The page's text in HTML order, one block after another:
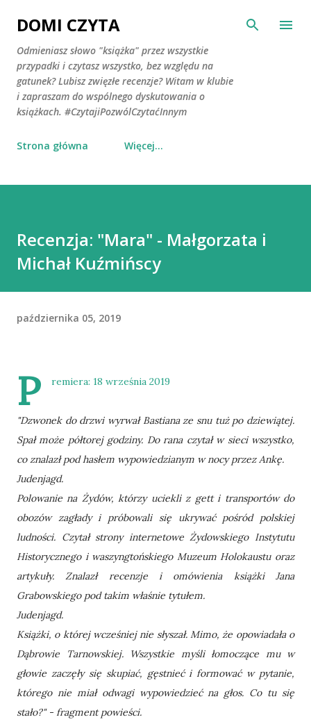
Przejdź do głównej zawartości
DOMI CZYTA
Odmieniasz słowo "książka" przez wszystkie
przypadki i czytasz wszystko, bez względu na
gatunek? Lubisz zwięzłe recenzje? Witam w klubie
i zapraszam do wspólnego dyskutowania o
książkach. #CzytajiPozwólCzytaćInnym
Strona główna Więcej…
Recenzja: "Mara" - Małgorzata i
Michał Kuźmińscy
października 05, 2019
P remiera: 18 września 2019
"Dzwonek do drzwi wyrwał Bastiana ze snu tuż po dziewiątej.
Spał może półtorej godziny. Do rana czytał w sieci wszystko,
co znalazł pod hasłem wypowiedzianym w nocy przez Ankę.
Judenjagd.
Polowanie na Żydów, którzy uciekli z gett i transportów do
obozów zagłady i próbowali się ukrywać pośród polskiej
ludności. Czytał strony internetowe Żydowskiego Instytutu
Historycznego i waszyngtońskiego Muzeum Holokaustu oraz
artykuły. Znalazł recenzje i omówienia książki Jana
Grabowskiego pod takim właśnie tytułem.
Judenjagd.
Książki, o której wcześniej nie słyszał. Mimo, że opowiadała o
Dąbrowie Tarnowskiej. Wszystkie myśli łomoczące mu w
głowie zaczęły się skupiać, gęstnieć i formować w pytanie,
którego nie miał odwagi wypowiedzieć na głos. Co tu się
stało?" - fragment powieści.